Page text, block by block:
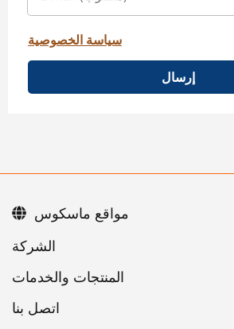
سياسة الخصوصية
إرسال
اتصل بنا
مواقع ماسكوس